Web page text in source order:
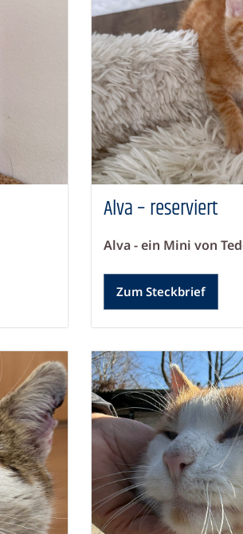
Alva – reserviert
Alva - ein Mini von
Zum Steckbrief